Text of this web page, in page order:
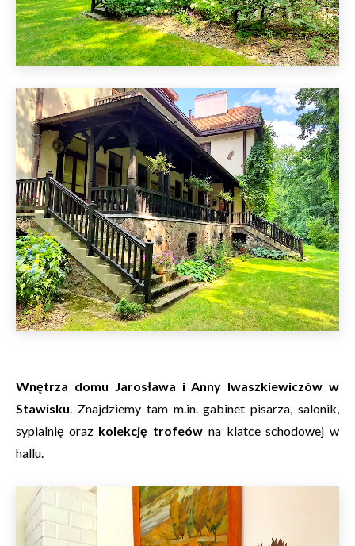
Wnętrza domu Jarosława i Anny Iwaszkiewiczów w
Stawisku. Znajdziemy tam m.in. gabinet pisarza, salonik,
sypialnię oraz kolekcję trofeów na klatce schodowej w
hallu.